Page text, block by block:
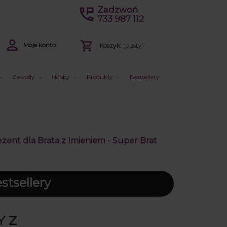
Zadzwoń
733 987 112
Koszyk: (pusty)
Moje konto
Zawody Hobby Produkty Bestsellery
dla Brata z Imieniem - Super Brat
Z